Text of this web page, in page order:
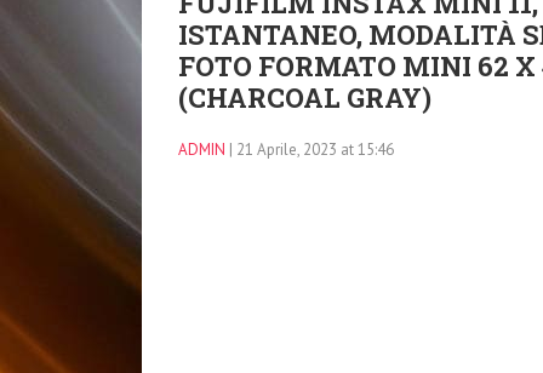
ISTANTANEO, MODALITÀ
FOTO FORMATO MINI 62
(CHARCOAL GRAY)
ADMIN | 21 Aprile, 2023 at 15:46